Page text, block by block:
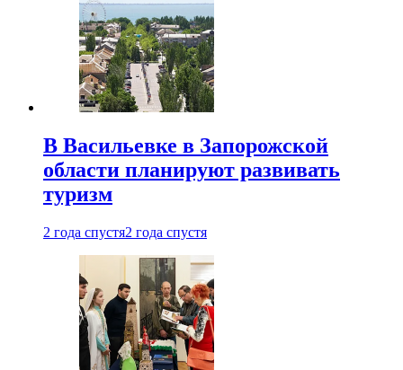
В Васильевке в Запорожской
области планируют развивать
туризм
2 года спустя2 года спустя